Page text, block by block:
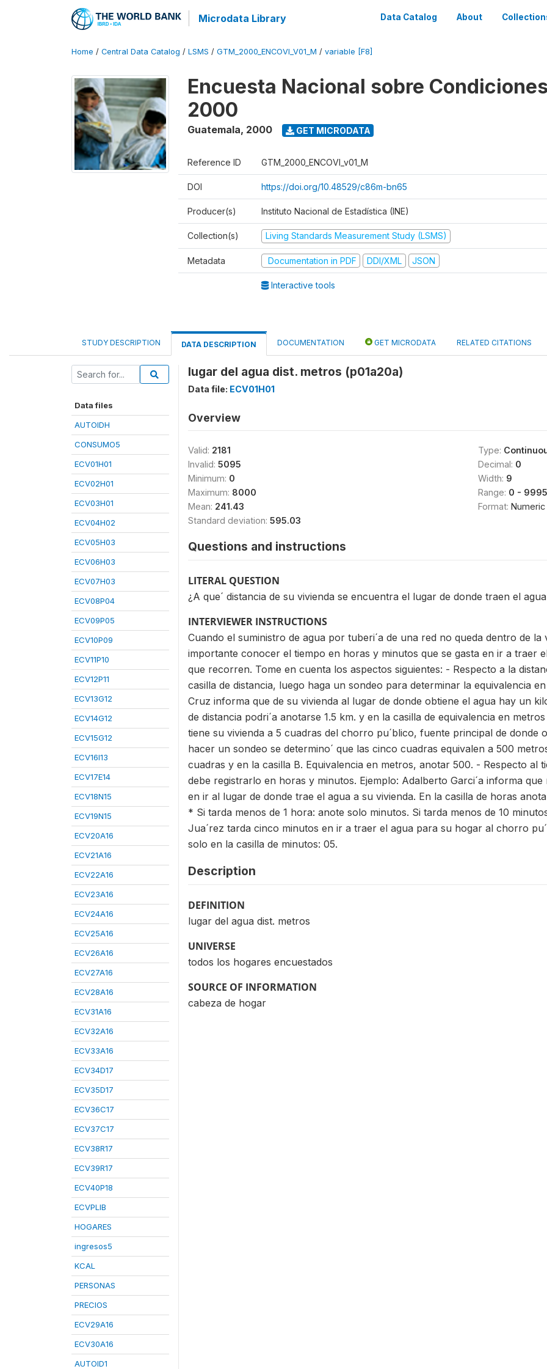
Microdata Library Data Catalog About
Home / Central Data Catalog / LSMS / GTM_2000_ENCOVI_V01_M / variable [F8]
Encuesta Nacional sobre
2000
Guatemala, 2000 GET MICRODATA
Reference ID GTM_2000_ENCOVI_v01_M
DOI https://doi.org/10.48529/c86m-bn65
Producer(s) Instituto Nacional de Estadística (INE)
Collection(s) Living Standards Measurement Study (LSMS)
Metadata Documentation in PDF DDI/XML JSON
Interactive tools
STUDY DESCRIPTION DATA DESCRIPTION DOCUMENTATION GET MICRODATA RELATED CITATIONS
Data files
AUTOIDH
CONSUMO5
ECV01H01
ECV02H01
ECV03H01
ECV04H02
ECV05H03
ECV06H03
ECV07H03
ECV08P04
ECV09P05
ECV10P09
ECV11P10
ECV12P11
ECV13G12
ECV14G12
ECV15G12
ECV16I13
ECV17E14
ECV18N15
ECV19N15
ECV20A16
ECV21A16
ECV22A16
ECV23A16
ECV24A16
ECV25A16
ECV26A16
ECV27A16
ECV28A16
ECV31A16
ECV32A16
ECV33A16
ECV34D17
ECV35D17
ECV36C17
ECV37C17
ECV38R17
ECV39R17
ECV40P18
ECVPLIB
HOGARES
ingresos5
KCAL
PERSONAS
PRECIOS
ECV29A16
ECV30A16
AUTOID1
lugar del agua dist. metros (p01a20a)
Data file: ECV01H01
Overview
Valid: 2181
Invalid: 5095
Minimum: 0
Maximum: 8000
Mean: 241.43
Standard deviation: 595.03
Type:
Decimal: 0
Width: 9
Range: 0 - 9995
Format: Numeric
Questions and instructions
LITERAL QUESTION
¿A que´ distancia de su vivienda se encuentra el lugar de donde traen el
INTERVIEWER INSTRUCTIONS
Cuando el suministro de agua por tuberi´a de una red no queda dentro de
importante conocer el tiempo en horas y minutos que se gasta en ir a traer
que recorren. Tome en cuenta los aspectos siguientes: - Respecto a la
casilla de distancia, luego haga un sondeo para determinar la equivalencia
Cruz informa que de su vivienda al lugar de donde obtiene el agua hay un
de distancia podri´a anotarse 1.5 km. y en la casilla de equivalencia en
tiene su vivienda a 5 cuadras del chorro pu´blico, fuente principal de donde
hacer un sondeo se determino´ que las cinco cuadras equivalen a 500
cuadras y en la casilla B. Equivalencia en metros, anotar 500. - Respecto al
debe registrarlo en horas y minutos. Ejemplo: Adalberto Garci´a informa
en ir al lugar de donde trae el agua a su vivienda. En la casilla de horas
* Si tarda menos de 1 hora: anote solo minutos. Si tarda menos de 10
Jua´rez tarda cinco minutos en ir a traer el agua para su hogar al chorro
solo en la casilla de minutos: 05.
Description
DEFINITION
lugar del agua dist. metros
UNIVERSE
todos los hogares encuestados
SOURCE OF INFORMATION
cabeza de hogar